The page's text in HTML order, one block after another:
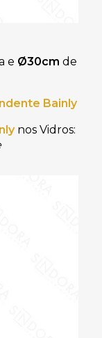
e Ø30cm de
Bainly
nos Vidros: